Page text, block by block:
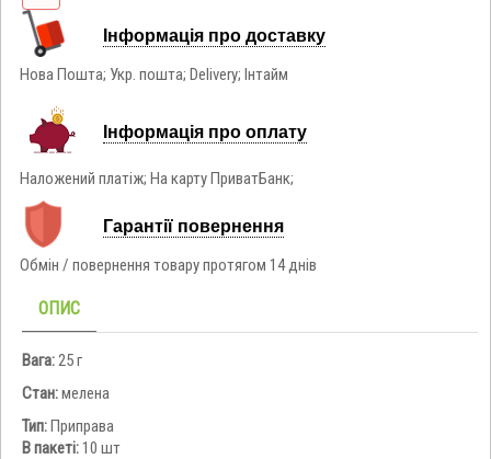
Інформація про доставку
Нова Пошта; Укр. пошта; Delivery; Інтайм
Інформація про оплату
Наложений платіж; На карту ПриватБанк;
Гарантії повернення
Обмін / повернення товару протягом 14 днів
ОПИС
Вага: 25 г
Стан:мелена
Тип:Приправа
В пакеті:10 шт